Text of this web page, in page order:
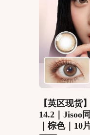
【英区现货
14.2｜Jisoo
｜棕色｜10